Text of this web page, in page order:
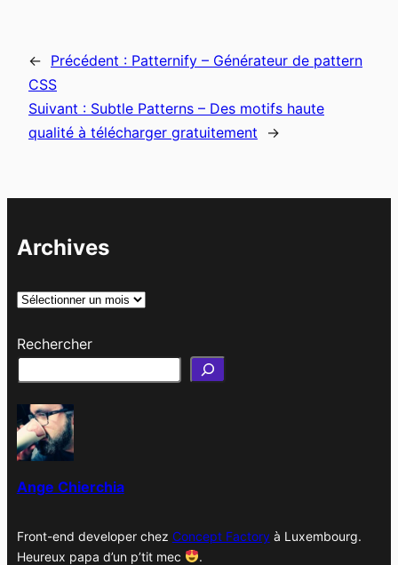
← Précédent : Patternify – Générateur de pattern
CSS
Suivant : Subtle Patterns – Des motifs haute
qualité à télécharger gratuitement
→
Archives
A
c
e
s
Rechercher
Ange Chierchia
Front-end developer chez Concept Factoryà Luxembourg.
Heureux papa d’un p’tit mec
.